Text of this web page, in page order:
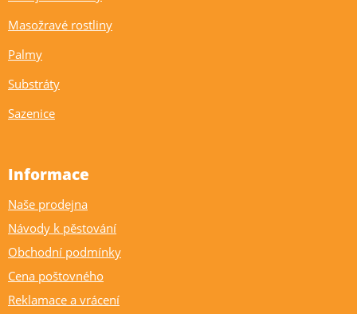
Masožravé rostliny
Palmy
Substráty
Sazenice
Informace
Naše prodejna
Návody k pěstování
Obchodní podmínky
Cena poštovného
Reklamace a vrácení